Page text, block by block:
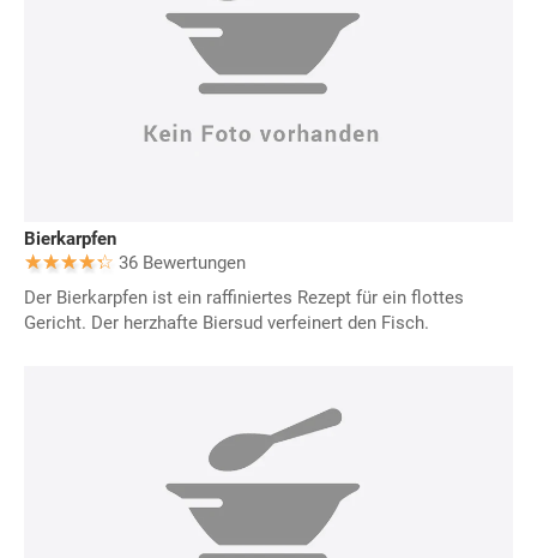
Bierkarpfen
36 Bewertungen
Der Bierkarpfen ist ein raffiniertes Rezept für ein flottes
Gericht. Der herzhafte Biersud verfeinert den Fisch.